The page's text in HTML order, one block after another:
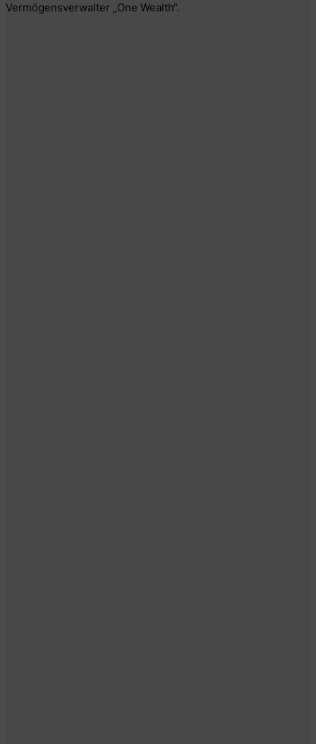
Vermögensverwalter „One Wealth“.